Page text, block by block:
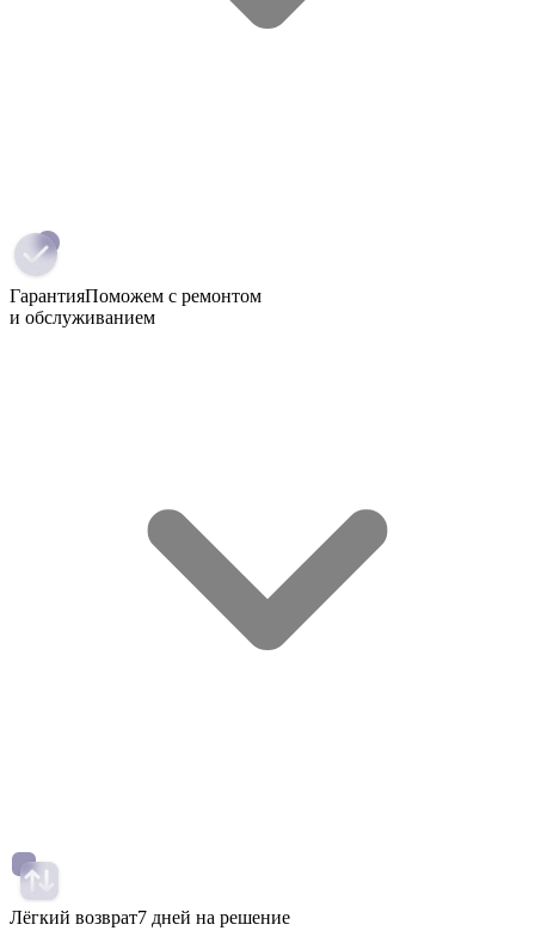
ГарантияПоможем с ремонтом
и обслуживанием
Лёгкий возврат7 дней на решение